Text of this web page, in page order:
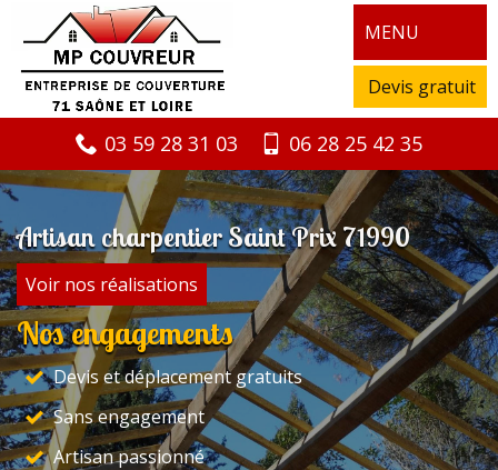
MENU
Devis gratuit
03 59 28 31 03 06 28 25 42 35
Artisan charpentier Saint Prix 71990
Voir nos réalisations
Nos engagements
Devis et déplacement gratuits
Sans engagement
Artisan passionné